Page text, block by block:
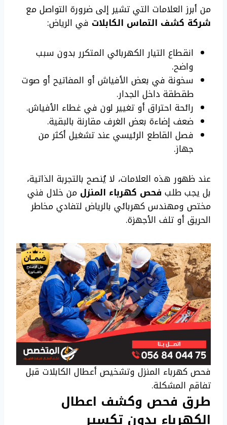
من أبرز العلامات التي تشير إلى ضرورة التواصل مع
شركة كشف التماس الكابلات في الرياض:
انقطاع التيار الكهربائي المتكرر بدون سبب
واضح.
سخونة في بعض الأفياش أو المفاتيح أو صوت
طقطقة داخل الجدار.
رائحة احتراق أو تغيير لون في غطاء الأفياش.
ضعف إضاءة بعض الغرف مقارنة بالبقية.
فصل القاطع الرئيسي عند تشغيل أكثر من
جهاز.
عند ظهور هذه العلامات، لا يُنصح بالتجربة الذاتية،
بل يجب طلب فحص كهرباء المنزل من خلال فني
مختص ومهندس كهربائي بالرياض لتفادي مخاطر
الحريق أو تلف الأجهزة.
فحص كهرباء المنزل وتشخيص أعطال الكابلات قبل
تفاقم المشكلة.
طرق فحص وكشف اعطال
الكهرباء بدون تكسير